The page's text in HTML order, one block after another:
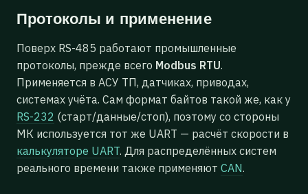
Протоколы и применение
Поверх RS-485 работают промышленные
протоколы, прежде всего Modbus RTU.
Применяется в АСУ ТП, датчиках, приводах,
системах учёта. Сам формат байтов такой же, как у
RS-232 (старт/данные/стоп), поэтому со стороны
МК используется тот же UART — расчёт скорости в
калькуляторе UART. Для распределённых систем
реального времени также применяют CAN.